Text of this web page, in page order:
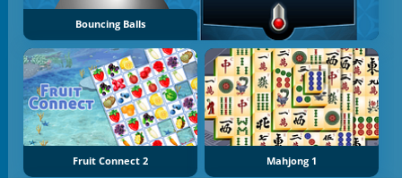
Bouncing Balls
Fruit Connect 2 Mahjong 1